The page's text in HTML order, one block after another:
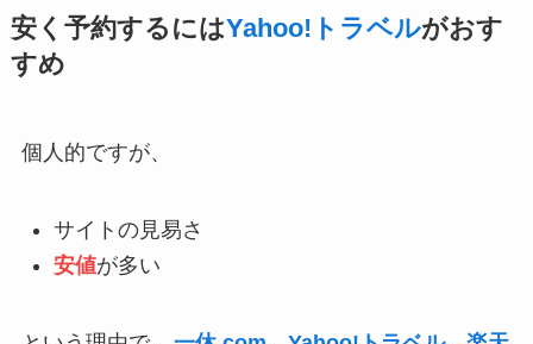
安く予約するにはYahoo!トラベルがおす
すめ
個人的ですが、
サイトの見易さ
安値が多い